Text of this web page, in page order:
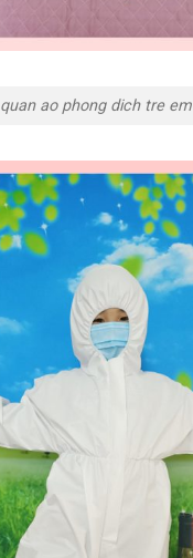
quan ao phong dich tre em